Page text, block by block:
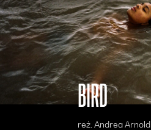
BIRD
reż. Andrea Arnold